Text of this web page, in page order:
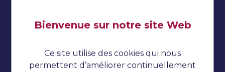
Impressum
Cookies
Bienvenue sur notre site Web
Ce site utilise des cookies qui nous
permettent d’améliorer continuellement